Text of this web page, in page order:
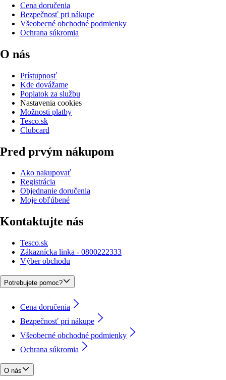
Cena doručenia
Bezpečnosť pri nákupe
Všeobecné obchodné podmienky
Ochrana súkromia
O nás
Prístupnosť
Kde dovážame
Poplatok za službu
Nastavenia cookies
Možnosti platby
Tesco.sk
Clubcard
Pred prvým nákupom
Ako nakupovať
Registrácia
Objednanie doručenia
Moje obľúbené
Kontaktujte nás
Tesco.sk
Zákaznícka linka - 0800222333
Výber obchodu
Potrebujete pomoc?
Cena doručenia
Bezpečnosť pri nákupe
Všeobecné obchodné podmienky
Ochrana súkromia
O nás